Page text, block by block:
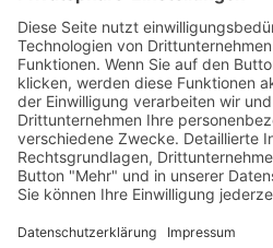
Karriere
Kontakt
Rechtliches:
Impressum
Datenschutz
Barrierefreiheit
Besuchen Sie uns: